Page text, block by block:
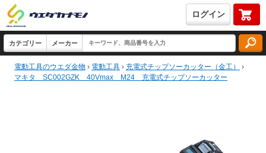
ログイン
電動工具のウエダ金物 › 電動工具 › 充電式チップソーカッター（金工）
›
マキタ SC002GZK 40Vmax M24 充電式チップソーカッター